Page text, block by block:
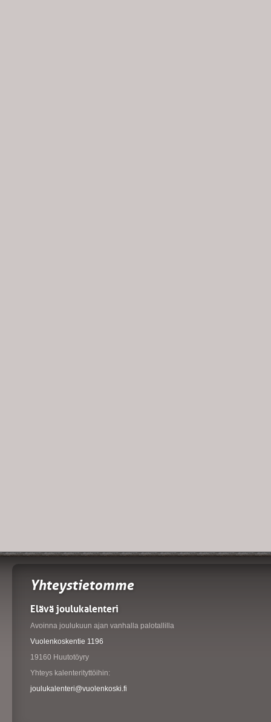
Yhteystietomme
Elävä joulukalenteri
Avoinna joulukuun ajan vanhalla palotallilla
Vuolenkoskentie 1196
19160 Huutotöyry
Yhteys kalenterityttöihin:
joulukalenteri@vuolenkoski.fi